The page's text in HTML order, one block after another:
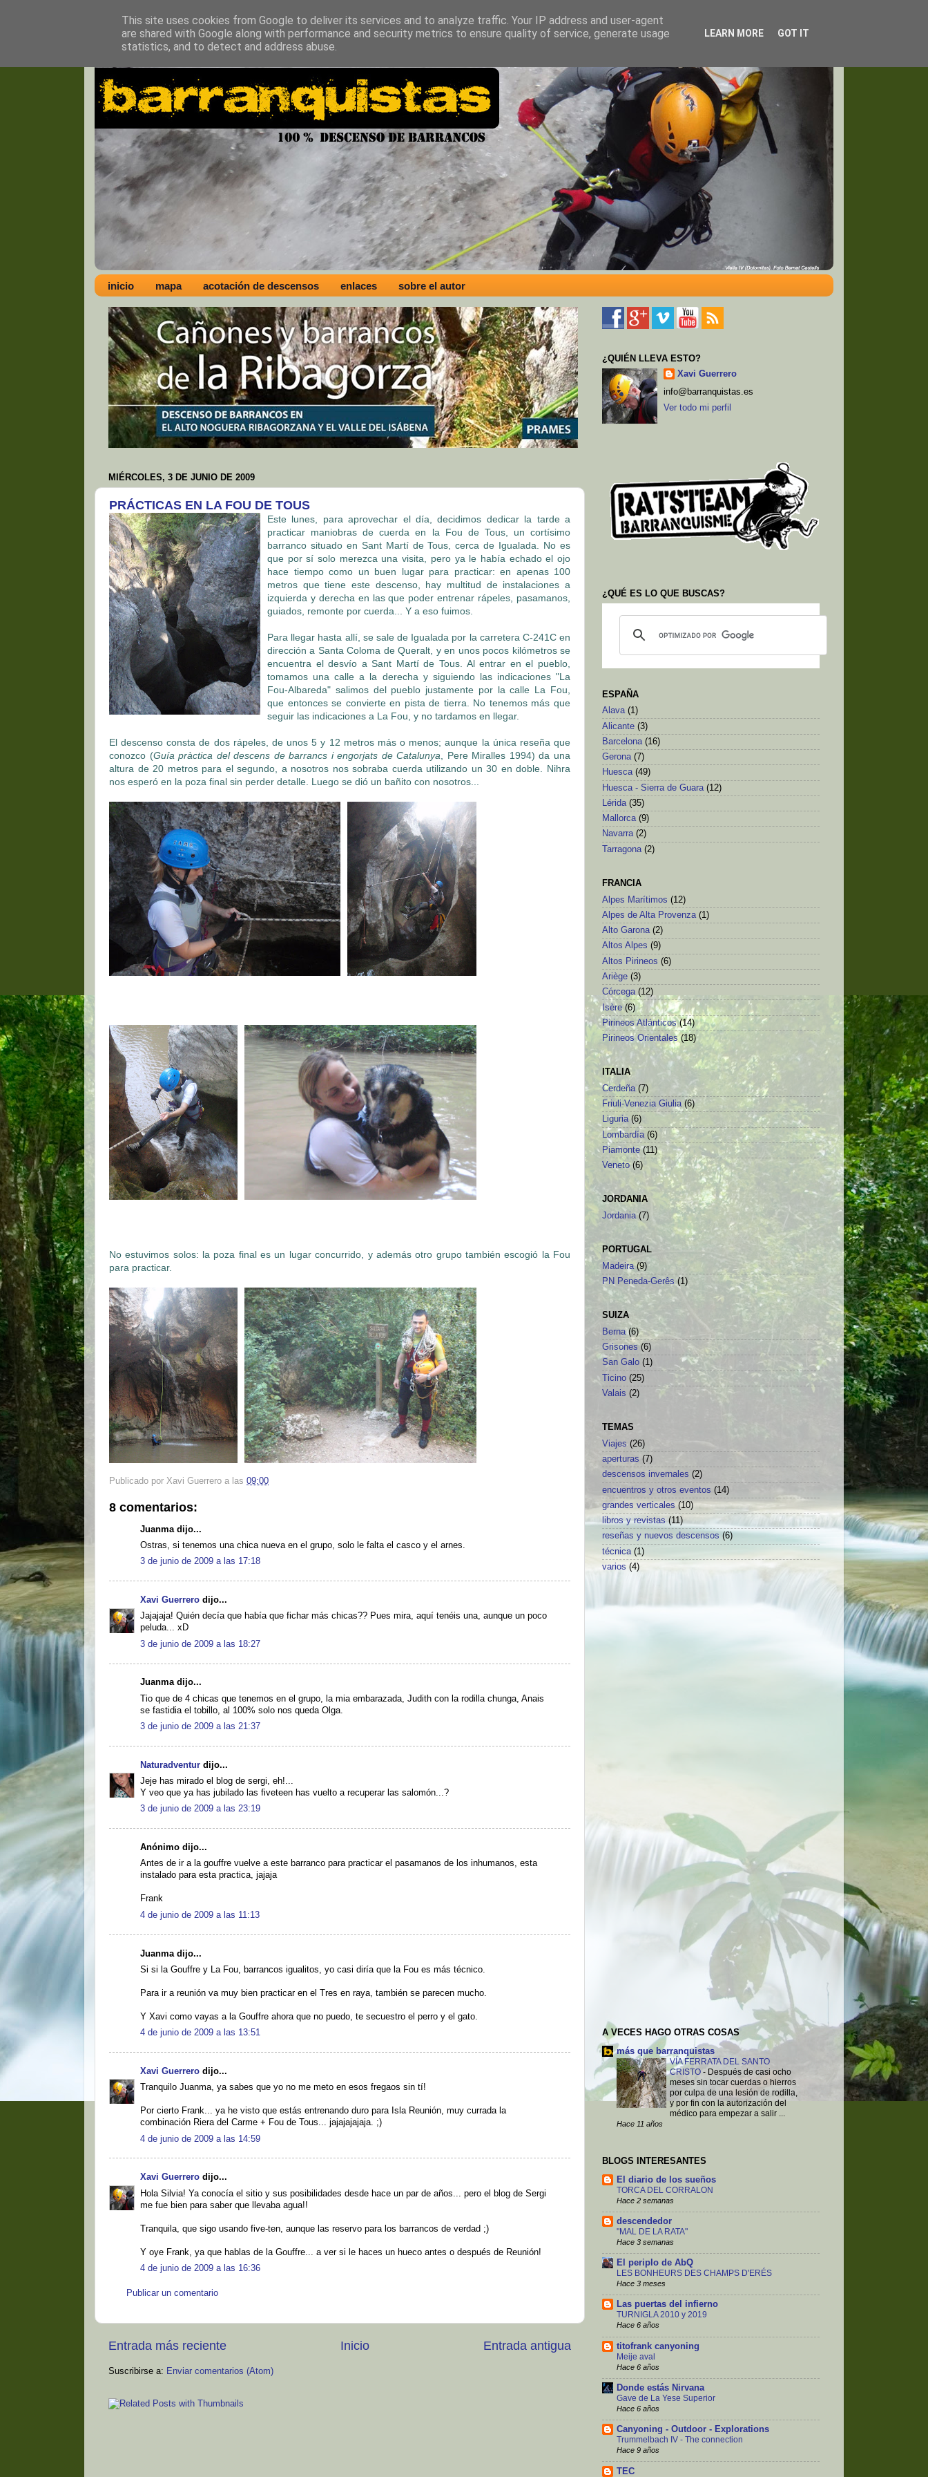
inicio mapa acotación de descensos enlaces sobre el autor
MIÉRCOLES, 3 DE JUNIO DE 2009
PRÁCTICAS EN LA FOU DE TOUS
Este lunes, para aprovechar el día, decidimos dedicar la tarde a
practicar maniobras de cuerda en la Fou de Tous, un cortísimo
barranco situado en Sant Martí de Tous, cerca de Igualada. No es
que por sí solo merezca una visita, pero ya le había echado el ojo
hace tiempo como un buen lugar para practicar: en apenas 100
metros que tiene este descenso, hay multitud de instalaciones a
izquierda y derecha en las que poder entrenar rápeles, pasamanos,
guiados, remonte por cuerda... Y a eso fuimos.
Para llegar hasta allí, se sale de Igualada por la carretera C-241C en
dirección a Santa Coloma de Queralt, y en unos pocos kilómetros se
encuentra el desvío a Sant Martí de Tous. Al entrar en el pueblo,
tomamos una calle a la derecha y siguiendo las indicaciones "La
Fou-Albareda" salimos del pueblo justamente por la calle La Fou,
que entonces se convierte en pista de tierra. No tenemos más que
seguir las indicaciones a La Fou, y no tardamos en llegar.
El descenso consta de dos rápeles, de unos 5 y 12 metros más o menos; aunque la única reseña que
conozco (Guía pràctica del descens de barrancs i engorjats de Catalunya , Pere Miralles 1994) da una
altura de 20 metros para el segundo, a nosotros nos sobraba cuerda utilizando un 30 en doble. Nihra
nos esperó en la poza final sin perder detalle. Luego se dió un bañito con nosotros...
No estuvimos solos: la poza final es un lugar concurrido, y además otro grupo también escogió la Fou
para practicar.
Publicado por Xavi Guerrero a las 09:00
8 comentarios:
Juanma dijo...
Ostras, si tenemos una chica nueva en el grupo, solo le falta el casco y el arnes.
3 de junio de 2009 a las 17:18
Xavi Guerrero dijo...
Jajajaja! Quién decía que había que fichar más chicas?? Pues mira, aquí tenéis una, aunque un poco
peluda... xD
3 de junio de 2009 a las 18:27
Juanma dijo...
Tio que de 4 chicas que tenemos en el grupo, la mia embarazada, Judith con la rodilla chunga, Anais
se fastidia el tobillo, al 100% solo nos queda Olga.
3 de junio de 2009 a las 21:37
Naturadventur dijo...
Jeje has mirado el blog de sergi, eh!...
Y veo que ya has jubilado las fiveteen has vuelto a recuperar las salomón...?
3 de junio de 2009 a las 23:19
Anónimo dijo...
Antes de ir a la gouffre vuelve a este barranco para practicar el pasamanos de los inhumanos, esta
instalado para esta practica, jajaja
Frank
4 de junio de 2009 a las 11:13
Juanma dijo...
Si si la Gouffre y La Fou, barrancos igualitos, yo casi diría que la Fou es más técnico.
Para ir a reunión va muy bien practicar en el Tres en raya, también se parecen mucho.
Y Xavi como vayas a la Gouffre ahora que no puedo, te secuestro el perro y el gato.
4 de junio de 2009 a las 13:51
Xavi Guerrero dijo...
Tranquilo Juanma, ya sabes que yo no me meto en esos fregaos sin tí!
Por cierto Frank... ya he visto que estás entrenando duro para Isla Reunión, muy currada la
combinación Riera del Carme + Fou de Tous... jajajajajaja. ;)
4 de junio de 2009 a las 14:59
Xavi Guerrero dijo...
Hola Silvia! Ya conocía el sitio y sus posibilidades desde hace un par de años... pero el blog de Sergi
me fue bien para saber que llevaba agua!!
Tranquila, que sigo usando five-ten, aunque las reservo para los barrancos de verdad ;)
Y oye Frank, ya que hablas de la Gouffre... a ver si le haces un hueco antes o después de Reunión!
4 de junio de 2009 a las 16:36
Publicar un comentario
Entrada más reciente Entrada antigua
Inicio
Suscribirse a: Enviar comentarios (Atom)
¿QUIÉN LLEVA ESTO?
Xavi Guerrero
info@barranquistas.es
Ver todo mi perfil
¿QUÉ ES LO QUE BUSCAS?
ESPAÑA
Alava (1)
Alicante (3)
Barcelona (16)
Gerona (7)
Huesca (49)
Huesca - Sierra de Guara (12)
Lérida (35)
Mallorca (9)
Navarra (2)
Tarragona (2)
FRANCIA
Alpes Marítimos (12)
Alpes de Alta Provenza (1)
Alto Garona (2)
Altos Alpes (9)
Altos Pirineos (6)
Ariège (3)
Córcega (12)
Isère (6)
Pirineos Atlánticos (14)
Pirineos Orientales (18)
ITALIA
Cerdeña (7)
Friuli-Venezia Giulia (6)
Liguria (6)
Lombardía (6)
Piamonte (11)
Veneto (6)
JORDANIA
Jordania (7)
PORTUGAL
Madeira (9)
PN Peneda-Gerês (1)
SUIZA
Berna (6)
Grisones (6)
San Galo (1)
Ticino (25)
Valais (2)
TEMAS
Viajes (26)
aperturas (7)
descensos invernales (2)
encuentros y otros eventos (14)
grandes verticales (10)
libros y revistas (11)
reseñas y nuevos descensos (6)
técnica (1)
varios (4)
A VECES HAGO OTRAS COSAS
más que barranquistas
VÍA FERRATA DEL SANTO
CRISTO - Después de casi ocho
meses sin tocar cuerdas o hierros
por culpa de una lesión de rodilla,
y por fin con la autorización del
médico para empezar a salir ...
Hace 11 años
BLOGS INTERESANTES
El diario de los sueños
TORCA DEL CORRALON
Hace 2 semanas
descendedor
"MAL DE LA RATA"
Hace 3 semanas
El periplo de AbQ
LES BONHEURS DES CHAMPS D'ERÉS
Hace 3 meses
Las puertas del infierno
TURNIGLA 2010 y 2019
Hace 6 años
titofrank canyoning
Meije aval
Hace 6 años
Donde estás Nirvana
Gave de La Yese Superior
Hace 6 años
Canyoning - Outdoor - Explorations
Trummelbach IV - The connection
Hace 9 años
TEC
This site uses cookies from Google to deliver its services and to analyze traffic. Your IP address and user-agent
are shared with Google along with performance and security metrics to ensure quality of service, generate usage
statistics, and to detect and address abuse.
LEARN MORE GOT IT